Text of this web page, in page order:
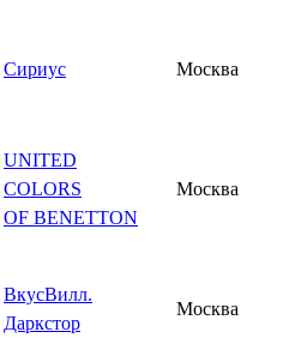
Сириус Москва
UNITED
COLORS
OF BENETTON
Москва
ВкусВилл.
Даркстор
Москва